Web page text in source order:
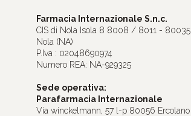
Farmacia Internazionale S.n.c.
CIS di Nola Isola 8 8008 / 8011 - 80035
Nola (NA)
P.Iva : 02048690974
Numero REA: NA-929325
Sede operativa:
Parafarmacia Internazionale
Via winckelmann, 57 l-p 80056 Ercolano